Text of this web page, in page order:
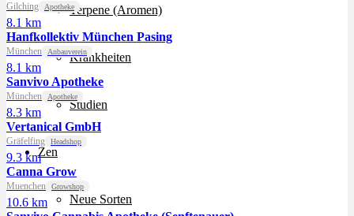
Terpene (Aromen)
Krankheiten
Studien
Zen
Neue Sorten
Gilching Apotheke
8.1 km
Hanfkollektiv München Pasing
München Anbauverein
8.1 km
Sanvivo Apotheke
München Apotheke
8.3 km
Vertanical GmbH
Gräfelfing Headshop
9.3 km
Canna Grow
Muenchen Growshop
10.6 km